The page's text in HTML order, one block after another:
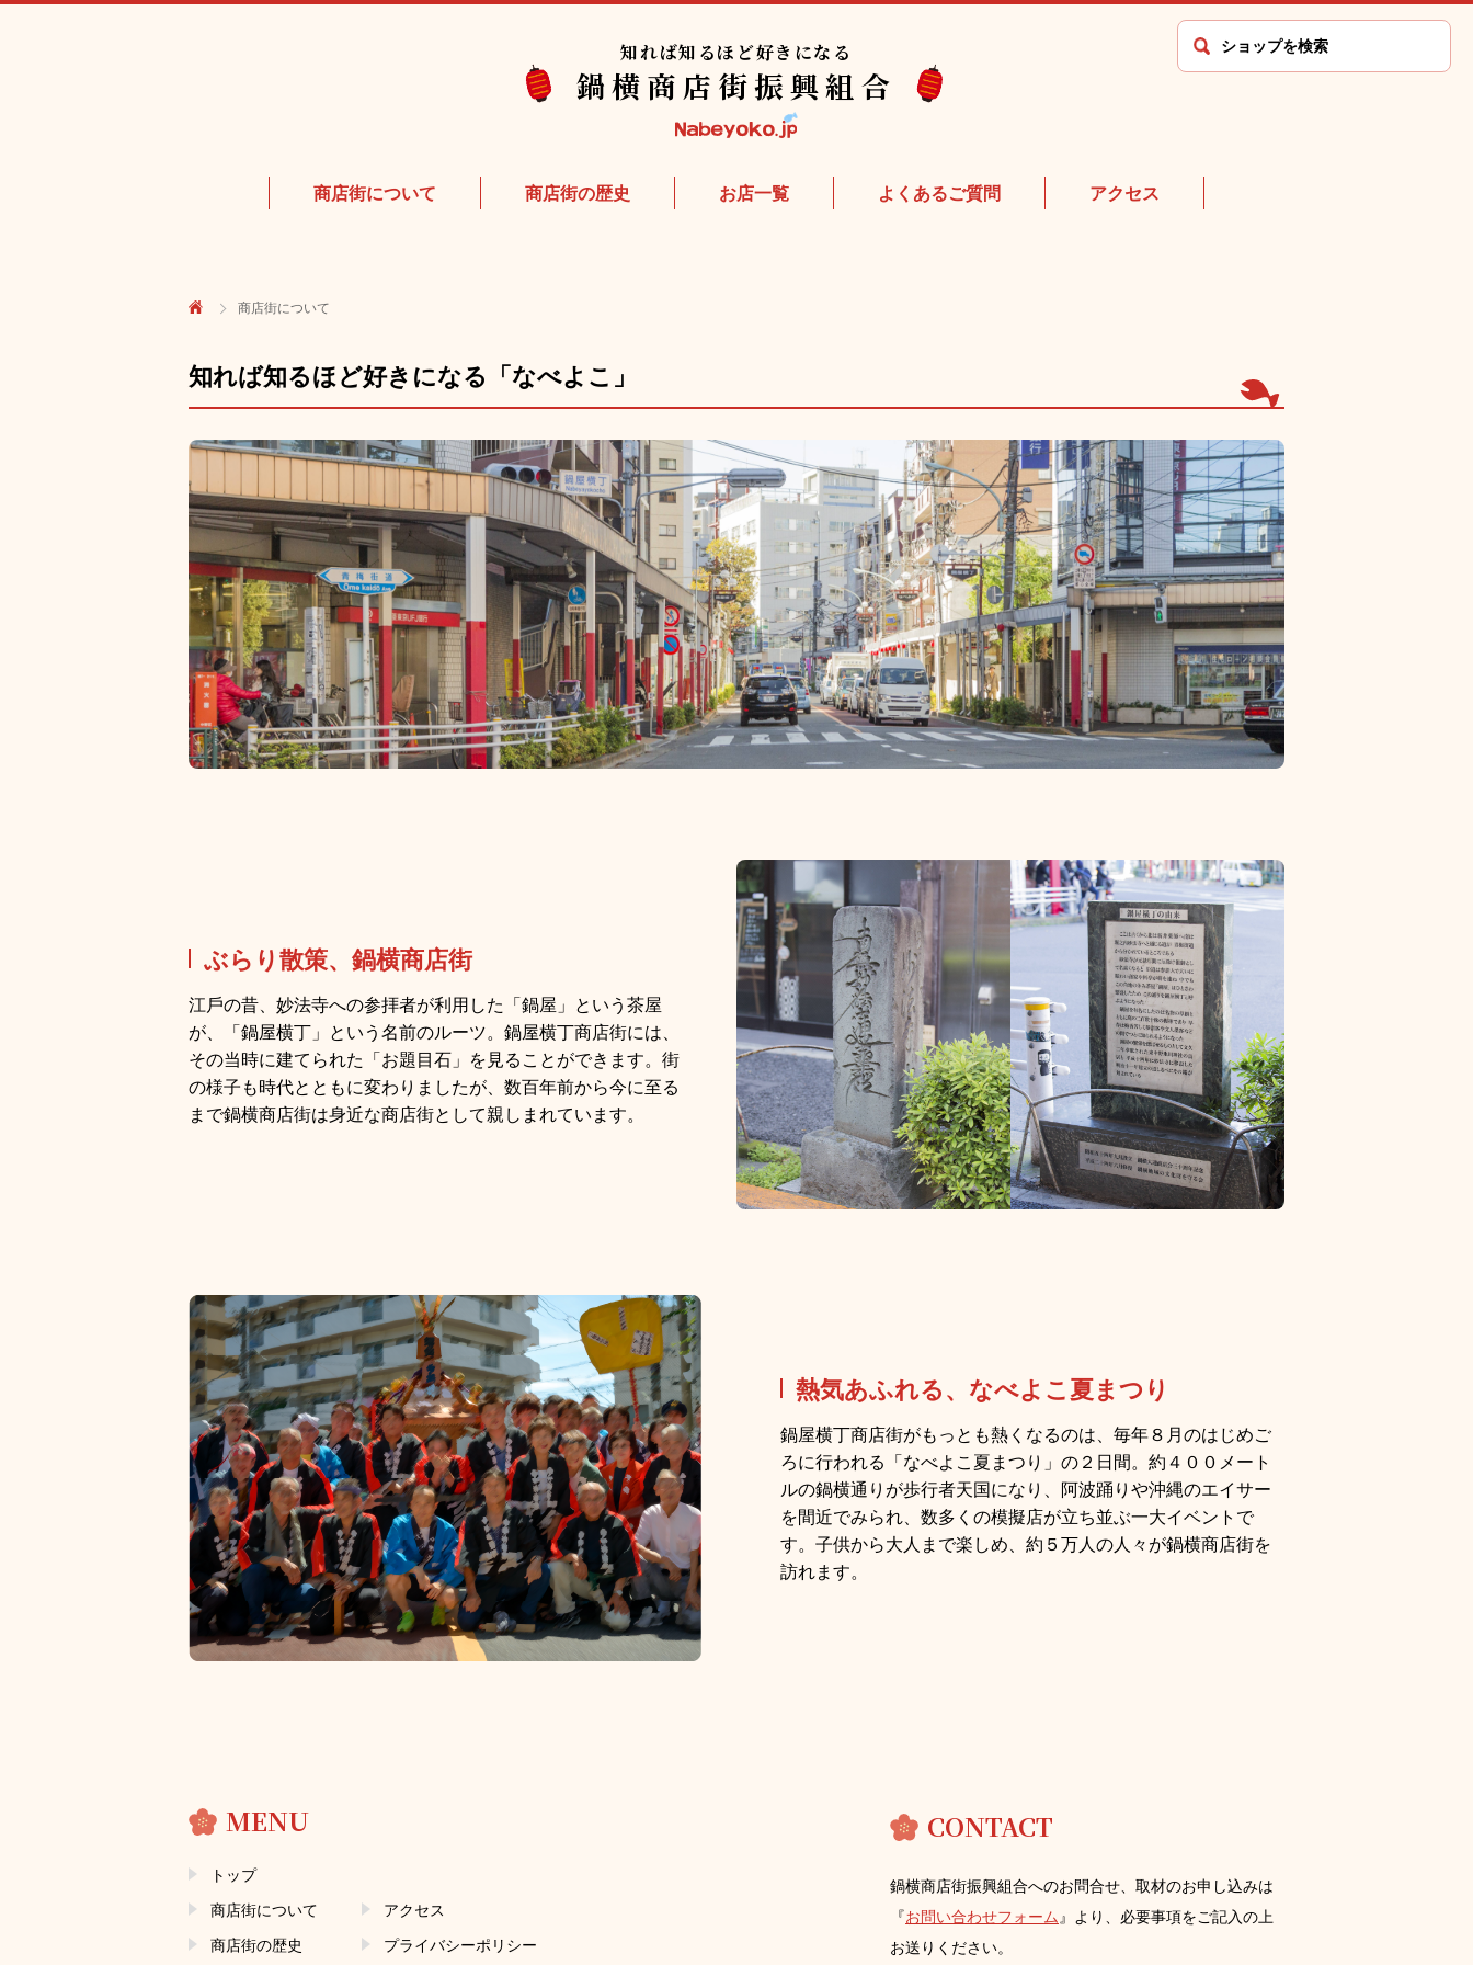
知れば知るほど好きになる
鍋横商店街振興組合
商店街について 商店街の歴史 お店⼀覧 よくあるご質問 アクセス
商店街について
知れば知るほど好きになる「なべよこ」
ぶらり散策、鍋横商店街
江⼾の昔、妙法寺への参拝者が利⽤した「鍋屋」という茶屋
が、「鍋屋横丁」という名前のルーツ。鍋屋横丁商店街には、
その当時に建てられた「お題⽬⽯」を⾒ることができます。街
の様⼦も時代とともに変わりましたが、数百年前から今に⾄る
まで鍋横商店街は⾝近な商店街として親しまれています。
熱気あふれる、なべよこ夏まつり
鍋屋横丁商店街がもっとも熱くなるのは、毎年８⽉のはじめご
ろに⾏われる「なべよこ夏まつり」の２⽇間。約４００メート
ルの鍋横通りが歩⾏者天国になり、阿波踊りや沖縄のエイサー
を間近でみられ、数多くの模擬店が⽴ち並ぶ⼀⼤イベントで
す。⼦供から⼤⼈まで楽しめ、約５万⼈の⼈々が鍋横商店街を
訪れます。
MENU
トップ
商店街について
商店街の歴史
アクセス
プライバシーポリシー
CONTACT
鍋横商店街振興組合へのお問合せ、取材のお申し込みは
『お問い合わせフォーム』より、必要事項をご記⼊の上
お送りください。